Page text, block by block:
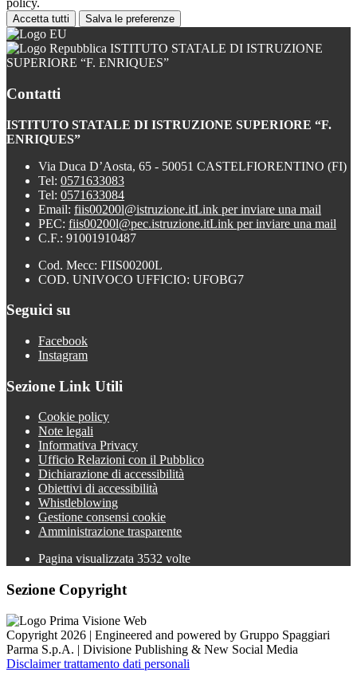
policy.
Accetta tutti Salva le preferenze
ISTITUTO STATALE DI ISTRUZIONE
SUPERIORE “F. ENRIQUES”
Contatti
ISTITUTO STATALE DI ISTRUZIONE SUPERIORE “F.
ENRIQUES”
Via Duca D’Aosta, 65 - 50051 CASTELFIORENTINO (FI)
Tel: 0571633083
Tel: 0571633084
Email: fiis00200l@istruzione.itLink per inviare una mail
PEC: fiis00200l@pec.istruzione.itLink per inviare una mail
C.F.: 91001910487
Cod. Mecc: FIIS00200L
COD. UNIVOCO UFFICIO: UFOBG7
Seguici su
Facebook
Instagram
Sezione Link Utili
Cookie policy
Note legali
Informativa Privacy
Ufficio Relazioni con il Pubblico
Dichiarazione di accessibilità
Obiettivi di accessibilità
Whistleblowing
Gestione consensi cookie
Amministrazione trasparente
Pagina visualizzata 3532 volte
Sezione Copyright
Copyright 2026 | Engineered and powered by Gruppo Spaggiari
Parma S.p.A. | Divisione Publishing & New Social Media
Disclaimer trattamento dati personali